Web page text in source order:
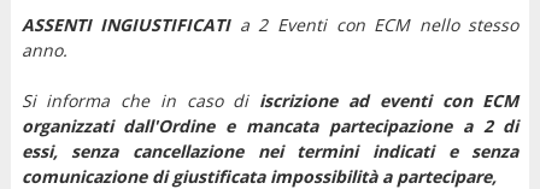
ASSENTI INGIUSTIFICATIa 2 Eventi con ECM nello stesso
anno.
Si informa che in caso diiscrizione ad eventi con ECM
organizzati dall'Ordine e mancata partecipazione a 2 di
essi, senza cancellazione nei termini indicati e senza
comunicazione di giustificata impossibilità a partecipare,